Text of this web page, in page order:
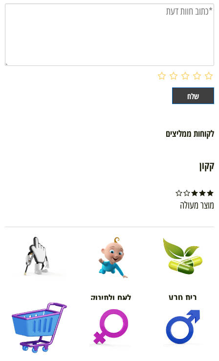
לקוחות ממליצים
קקון
מוצר מעולה
בית טבע לאם ולתינוק
אורטופדיה